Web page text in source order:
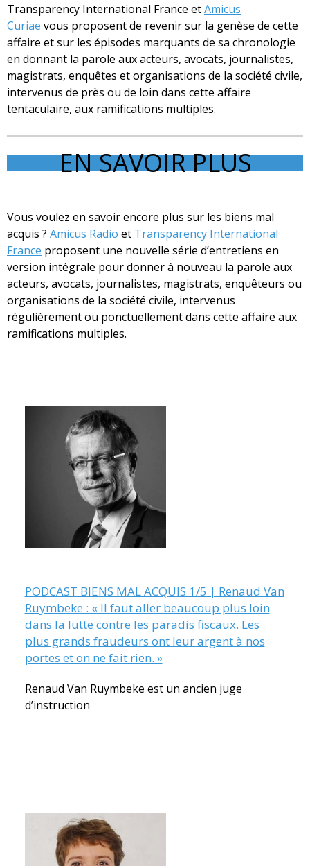
Transparency International France etAmicus
Curiae vous proposent de revenir sur la genèse de cette
affaire et sur les épisodes marquants de sa chronologie
en donnant la parole aux acteurs, avocats, journalistes,
magistrats, enquêtes et organisations de la société civile,
intervenus de près ou de loin dans cette affaire
tentaculaire, aux ramifications multiples.
EN SAVOIR PLUS
Vous voulez en savoir encore plus sur les biens mal
acquis ? Amicus Radio et Transparency International
France proposent une nouvelle série d’entretiens en
version intégrale pour donner à nouveau la parole aux
acteurs, avocats, journalistes, magistrats, enquêteurs ou
organisations de la société civile, intervenus
régulièrement ou ponctuellement dans cette affaire aux
ramifications multiples.
PODCAST BIENS MAL ACQUIS 1/5 | Renaud Van
Ruymbeke : « Il faut aller beaucoup plus loin
dans la lutte contre les paradis fiscaux. Les
plus grands fraudeurs ont leur argent à nos
portes et on ne fait rien. »
Renaud Van Ruymbeke est un ancien juge
d’instruction